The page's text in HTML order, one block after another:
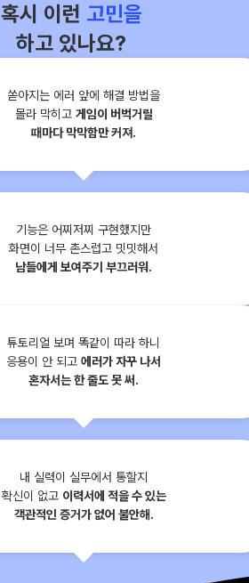
혹시 이런 고민을
하고 있나요?
쏟아지는 에러 앞에 해결 방법을
몰라 막히고 게임이 버벅거릴
때마다 막막함만 커져.
기능은 어찌저찌 구현했지만
화면이 너무 촌스럽고 밋밋해서
남들에게 보여주기 부끄러워.
튜토리얼 보며 똑같이 따라 하니
응용이 안 되고 에러가 자꾸 나서
혼자서는 한 줄도 못 써.
내 실력이 실무에서 통할지
확신이 없고 이력서에 적을 수 있는
객관적인 증거가 없어 불안해.